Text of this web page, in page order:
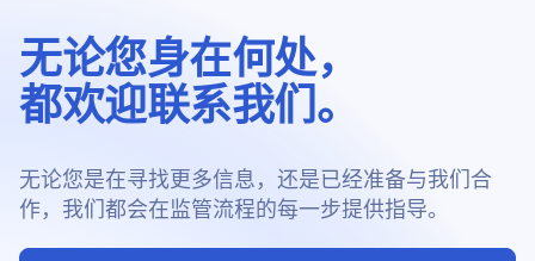
无论您身在何处，
都欢迎联系我们。
无论您是在寻找更多信息，还是已经准备与我们合
作，我们都会在监管流程的每一步提供指导。